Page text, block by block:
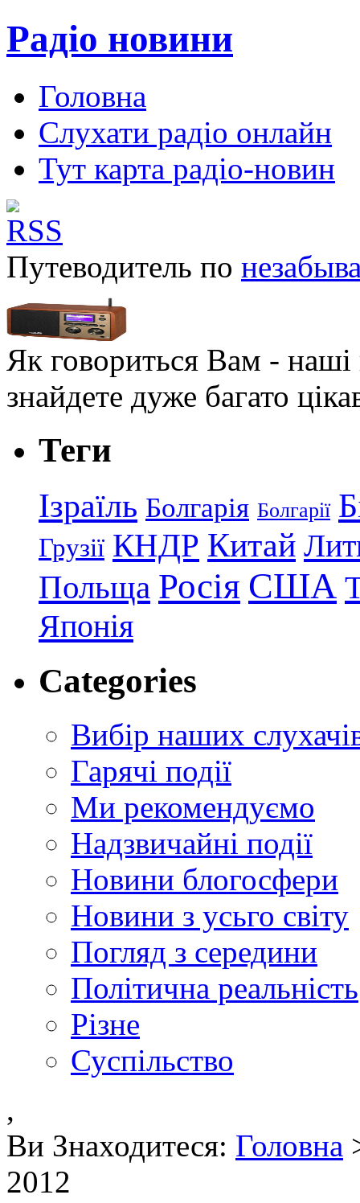
Радіо новини
Головна
Слухати радіо онлайн
Тут карта радіо-новин
Путеводитель по
Як говориться Вам - наші
знайдете дуже багато
Теги
Ізраїль Болгарія Болгарії
Грузії КНДР Китай
Польща Росія США
Японія
Categories
Вибір наших
Гарячі події
Ми рекомендуємо
Надзвичайні події
Новини блогосфери
Новини з усьго світу
Погляд з середини
Політична реальність
Різне
Суспільство
,
Ви Знаходитеся: Головна
2012